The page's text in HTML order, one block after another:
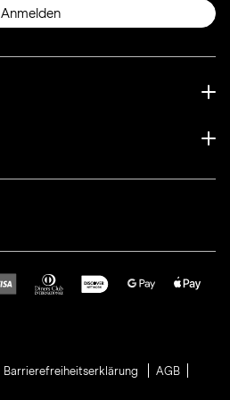
Anmelden
Barrierefreiheitserklärung
AGB